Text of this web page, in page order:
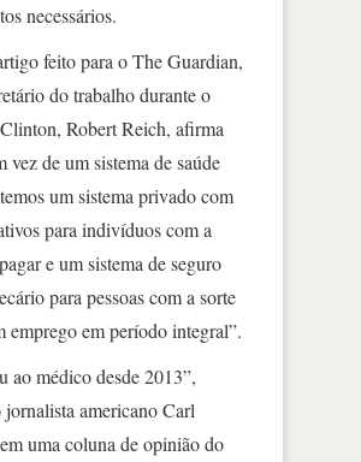
necessários.
feito para o The Guardian,
do trabalho durante o
Robert Reich, afirma
vez de um sistema de saúde
um sistema privado com
para indivíduos com a
e um sistema de seguro
para pessoas com a sorte
emprego em período integral”.
ao médico desde 2013”,
americano Carl
uma coluna de opinião do